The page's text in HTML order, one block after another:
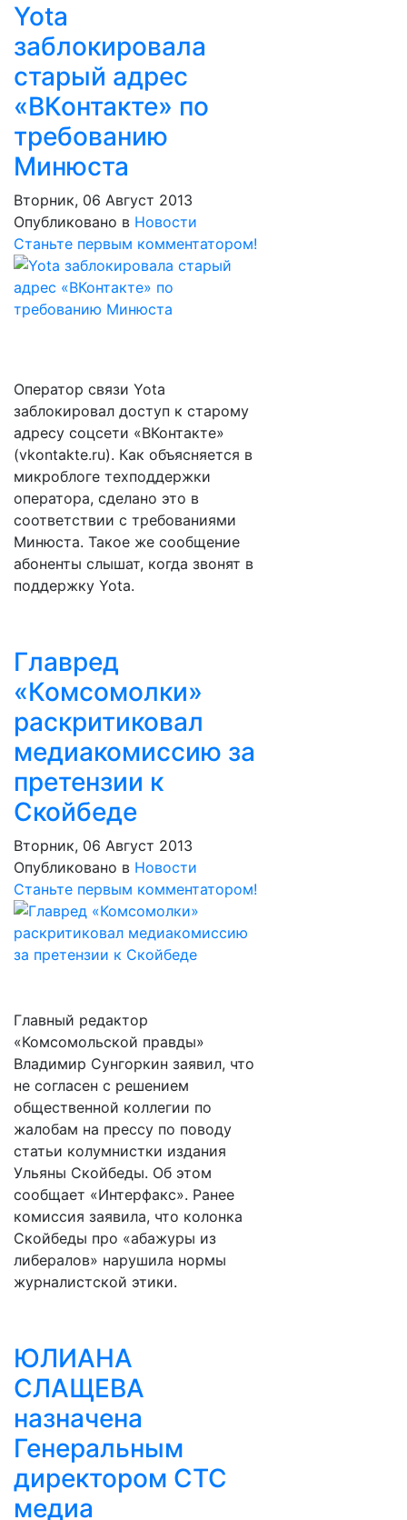
Yota
заблокировала
старый адрес
«ВКонтакте» по
требованию
Минюста
Вторник, 06 Август 2013
Опубликовано в Новости
Станьте первым комментатором!
Оператор связи Yota
заблокировал доступ к старому
адресу соцсети «ВКонтакте»
(vkontakte.ru). Как объясняется в
микроблоге техподдержки
оператора, сделано это в
соответствии с требованиями
Минюста. Такое же сообщение
абоненты слышат, когда звонят в
поддержку Yota.
Главред
«Комсомолки»
раскритиковал
медиакомиссию за
претензии к
Скойбеде
Вторник, 06 Август 2013
Опубликовано в Новости
Станьте первым комментатором!
Главный редактор
«Комсомольской правды»
Владимир Сунгоркин заявил, что
не согласен с решением
общественной коллегии по
жалобам на прессу по поводу
статьи колумнистки издания
Ульяны Скойбеды. Об этом
сообщает «Интерфакс». Ранее
комиссия заявила, что колонка
Скойбеды про «абажуры из
либералов» нарушила нормы
журналистской этики.
ЮЛИАНА
СЛАЩЕВА
назначена
Генеральным
директором СТС
медиа